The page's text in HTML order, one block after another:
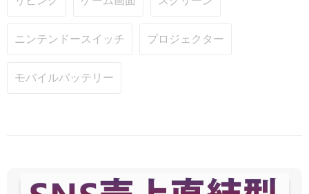
ニンテンドースイッチ プロジェクター
モバイルバッテリー